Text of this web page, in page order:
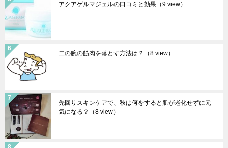
アクアゲルマジェルの口コミと効果 （9 view）
二の腕の筋肉を落とす方法は？ （8 view）
先回りスキンケアで、秋は何をすると肌が老化せずに元
気になる？
（8 view）